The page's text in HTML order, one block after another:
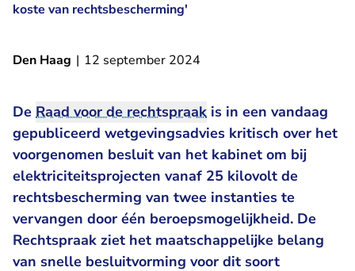
koste van rechtsbescherming'
Den Haag | 12 september 2024
De Raad voor de rechtspraak is in een vandaag
gepubliceerd wetgevingsadvies kritisch over het
voorgenomen besluit van het kabinet om bij
elektriciteitsprojecten vanaf 25 kilovolt de
rechtsbescherming van twee instanties te
vervangen door één beroepsmogelijkheid. De
Rechtspraak ziet het maatschappelijke belang
van snelle besluitvorming voor dit soort